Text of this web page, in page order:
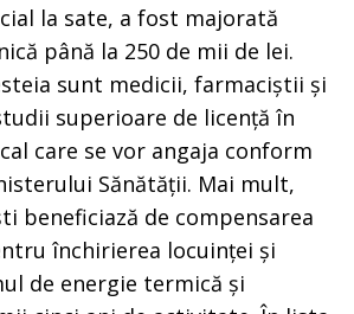
la sate, a fost majorată
până la 250 de mii de lei.
sunt medicii, farmaciștii și
superioare de licență în
care se vor angaja conform
Sănătății. Mai mult,
beneficiază de compensarea
închirierea locuinței și
de energie termică și